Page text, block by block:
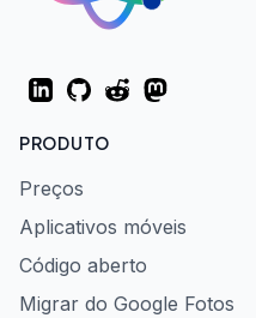
LinkedInGitHubRedditMastodon
PRODUTO
Preços
Aplicativos móveis
Código aberto
Migrar do Google Fotos